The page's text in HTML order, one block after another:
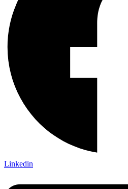
Linkedin